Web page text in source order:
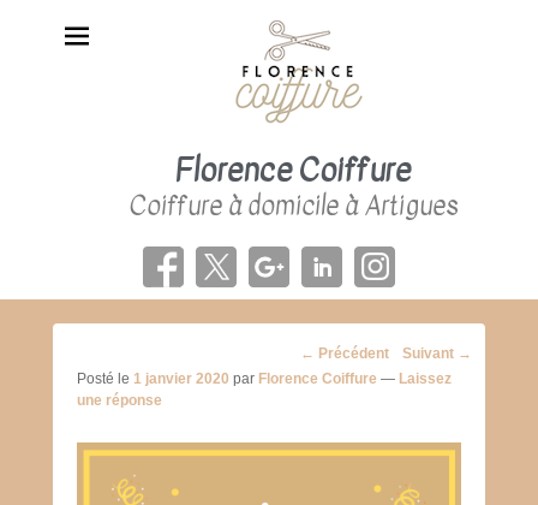
Florence Coiffure
Coiffure à domicile à Artigues
Navigation
des
← Précédent Suivant →
Posté le 1 janvier 2020 par Florence Coiffure — Laissez
une réponse